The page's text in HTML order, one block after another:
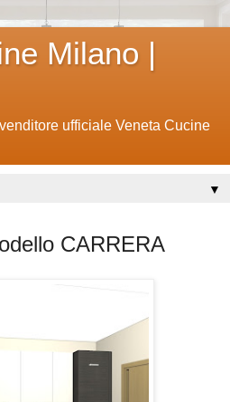
Milano |
ufficiale Veneta Cucine
▼
CARRERA